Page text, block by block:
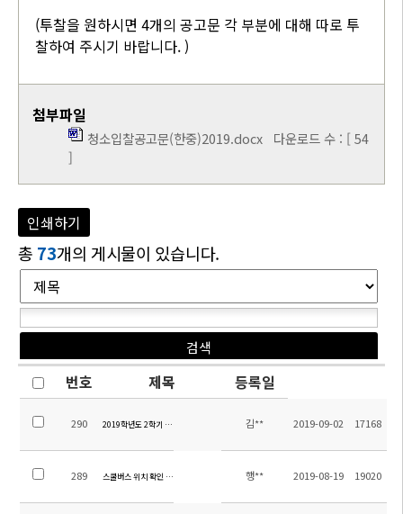
(투찰을 원하시면 4개의 공고문 각 부분에 대해 따로 투
찰하여 주시기 바랍니다. )
첨부파일
청소입찰공고문(한중)2019.docx 다운로드 수 : [ 54
]
인쇄하기
총 73개의 게시물이 있습니다.
번호 제목 등록일
290 2019학년도 2학기 중등 평가계획 안내 김** 2019-09-02 17168
289 스쿨버스 위치 확인 방법 안내 행** 2019-08-19 19020